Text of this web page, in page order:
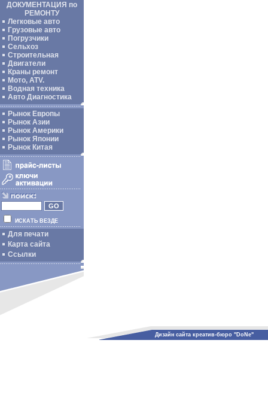
ДОКУМЕНТАЦИЯ по
РЕМОНТУ
Легковые авто
Грузовые авто
Погрузчики
Сельхоз
Строительная
Двигатели
Краны ремонт
Мото, ATV.
Водная техника
Авто Диагностика
Рынок Европы
Рынок Азии
Рынок Америки
Рынок Японии
Рынок Китая
ИСКАТЬ ВЕЗДЕ
Для печати
Карта сайта
Ссылки
Дизайн сайта креатив-бюро "DoNe"